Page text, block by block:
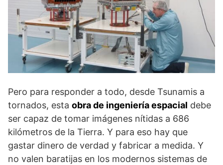
Pero para responder a todo, desde Tsunamis a
tornados, esta obra de ingeniería espacial debe
ser capaz de tomar imágenes nítidas a 686
kilómetros de la Tierra. Y para eso hay que
gastar dinero de verdad y fabricar a medida. Y
no valen baratijas en los modernos sistemas de